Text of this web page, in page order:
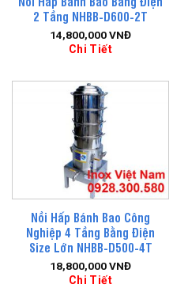
2 Tầng NHBB-D600-2T
14,800,000VNĐ
Chi Tiết
Nồi Hấp Bánh Bao Công
Nghiệp 4 Tầng Bằng Điện
Size Lớn NHBB-D500-4T
18,800,000VNĐ
Chi Tiết